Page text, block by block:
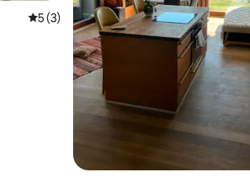
平均评分 5 分（满分 5 分），共 3 条评价
5 (3)